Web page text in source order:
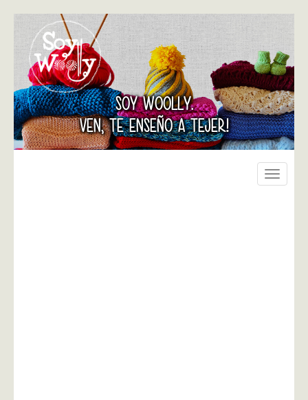
SOY WOOLLY.
VEN, TE ENSEÑO A TEJER!
Toggle